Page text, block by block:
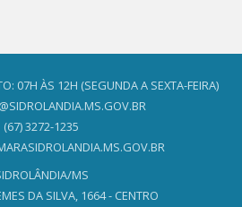
07H ÀS 12H (SEGUNDA A SEXTA-FEIRA)
(67) 3272-1235
MS
DA SILVA, 1664 - CENTRO